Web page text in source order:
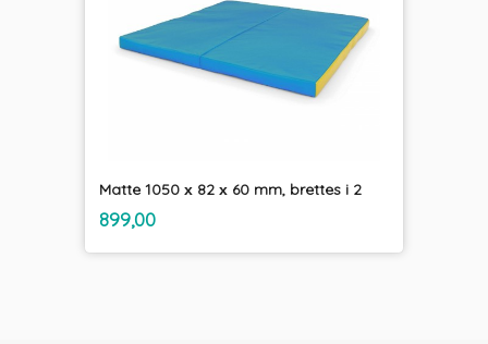
Matte 1050 х 82 х 60 mm, brettes i 2
Pris
899,00mva.